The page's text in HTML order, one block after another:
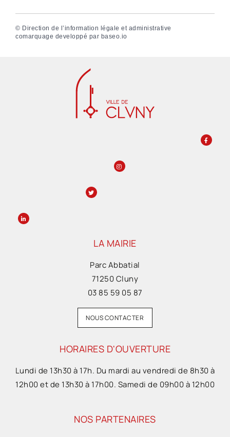
© Direction de l’information légale et administrative
comarquage developpé par baseo.io
LA MAIRIE
Parc Abbatial
71250 Cluny
03 85 59 05 87
NOUS CONTACTER
HORAIRES D'OUVERTURE
Lundi de 13h30 à 17h. Du mardi au vendredi de 8h30 à
12h00 et de 13h30 à 17h00. Samedi de 09h00 à 12h00
NOS PARTENAIRES